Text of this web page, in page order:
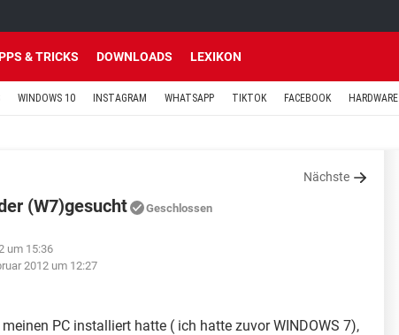
& TRICKS DOWNLOADS LEXIKON
WINDOWS 10 INSTAGRAM WHATSAPP TIKTOK FACEBOOK HARDWARE
Nächste
(W7)gesucht Geschlossen
um 15:36
2012 um 12:27
PC installiert hatte ( ich hatte zuvor WINDOWS 7),